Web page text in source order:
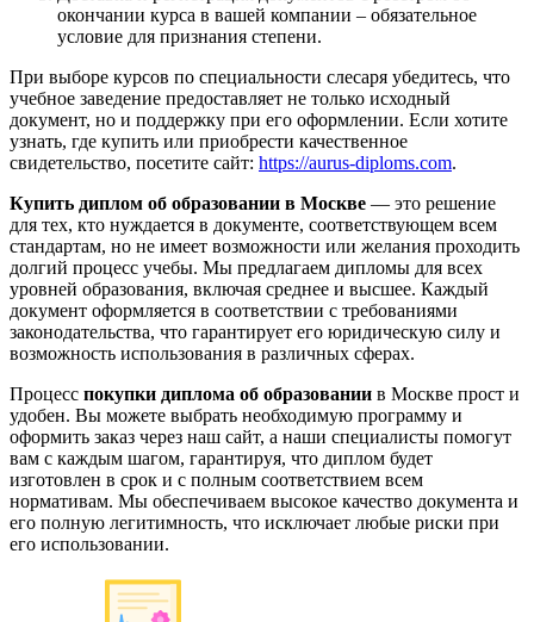
окончании курса в вашей компании – обязательное
условие для признания степени.
При выборе курсов по специальности слесаря убедитесь, что
учебное заведение предоставляет не только исходный
документ, но и поддержку при его оформлении. Если хотите
узнать, где купить или приобрести качественное
свидетельство, посетите сайт: https://aurus-diploms.com.
Купить диплом об образовании в Москве — это решение
для тех, кто нуждается в документе, соответствующем всем
стандартам, но не имеет возможности или желания проходить
долгий процесс учебы. Мы предлагаем дипломы для всех
уровней образования, включая среднее и высшее. Каждый
документ оформляется в соответствии с требованиями
законодательства, что гарантирует его юридическую силу и
возможность использования в различных сферах.
Процесс покупки диплома об образовании в Москве прост и
удобен. Вы можете выбрать необходимую программу и
оформить заказ через наш сайт, а наши специалисты помогут
вам с каждым шагом, гарантируя, что диплом будет
изготовлен в срок и с полным соответствием всем
нормативам. Мы обеспечиваем высокое качество документа и
его полную легитимность, что исключает любые риски при
его использовании.